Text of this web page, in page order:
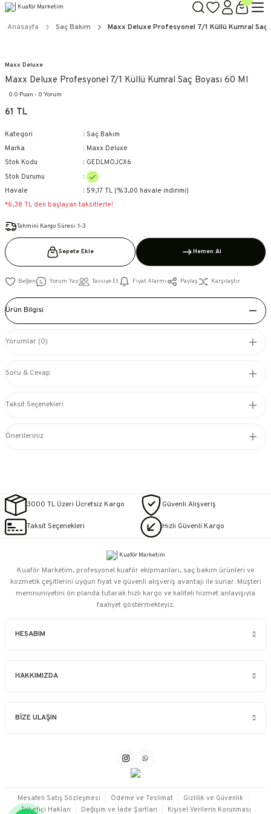
KAPIDA ÖDEME SEÇENEĞİ
Anasayfa Saç Bakım Maxx Deluxe Profesyonel 7/1 Küllü Kumral Saç
Maxx Deluxe
Maxx Deluxe Profesyonel 7/1 Küllü Kumral Saç Boyası 60 Ml
0.0 Puan - 0 Yorum
61 TL
Kategori
Saç Bakım
Marka
Maxx Deluxe
Stok Kodu
GEDLMOJCX6
Stok Durumu
Havale
59,17 TL (%3,00 havale indirimi)
*6,38 TL den başlayan taksitlerle!
Tahmini Kargo Süresi :1-3
Sepete Ekle Hemen Al
Yorum Yaz Tavsiye Et Fiyat Alarmı Paylaş Karşılaştır
Ürün Bilgisi
Yorumlar (0)
Soru & Cevap
Taksit Seçenekleri
Önerileriniz
3000 TL Üzeri Ücretsiz Kargo Güvenli Alışveriş
Taksit Seçenekleri Hızlı Güvenli Kargo
HESABIM
HAKKIMIZDA
BİZE ULAŞIN
Kuaför Marketim, profesyonel kuaför ekipmanları, saç bakım ürünleri ve
kozmetik çeşitlerini uygun fiyat ve güvenli alışveriş avantajı ile sunar. Müşteri
memnuniyetini ön planda tutarak hızlı kargo ve kaliteli hizmet anlayışıyla
faaliyet göstermekteyiz.
Mesafeli Satış Sözleşmesi Ödeme ve Teslimat
Gizlilik ve Güvenlik
Tüketici Hakları
Değişim ve İade Şartları Kişisel Verilerin Korunması